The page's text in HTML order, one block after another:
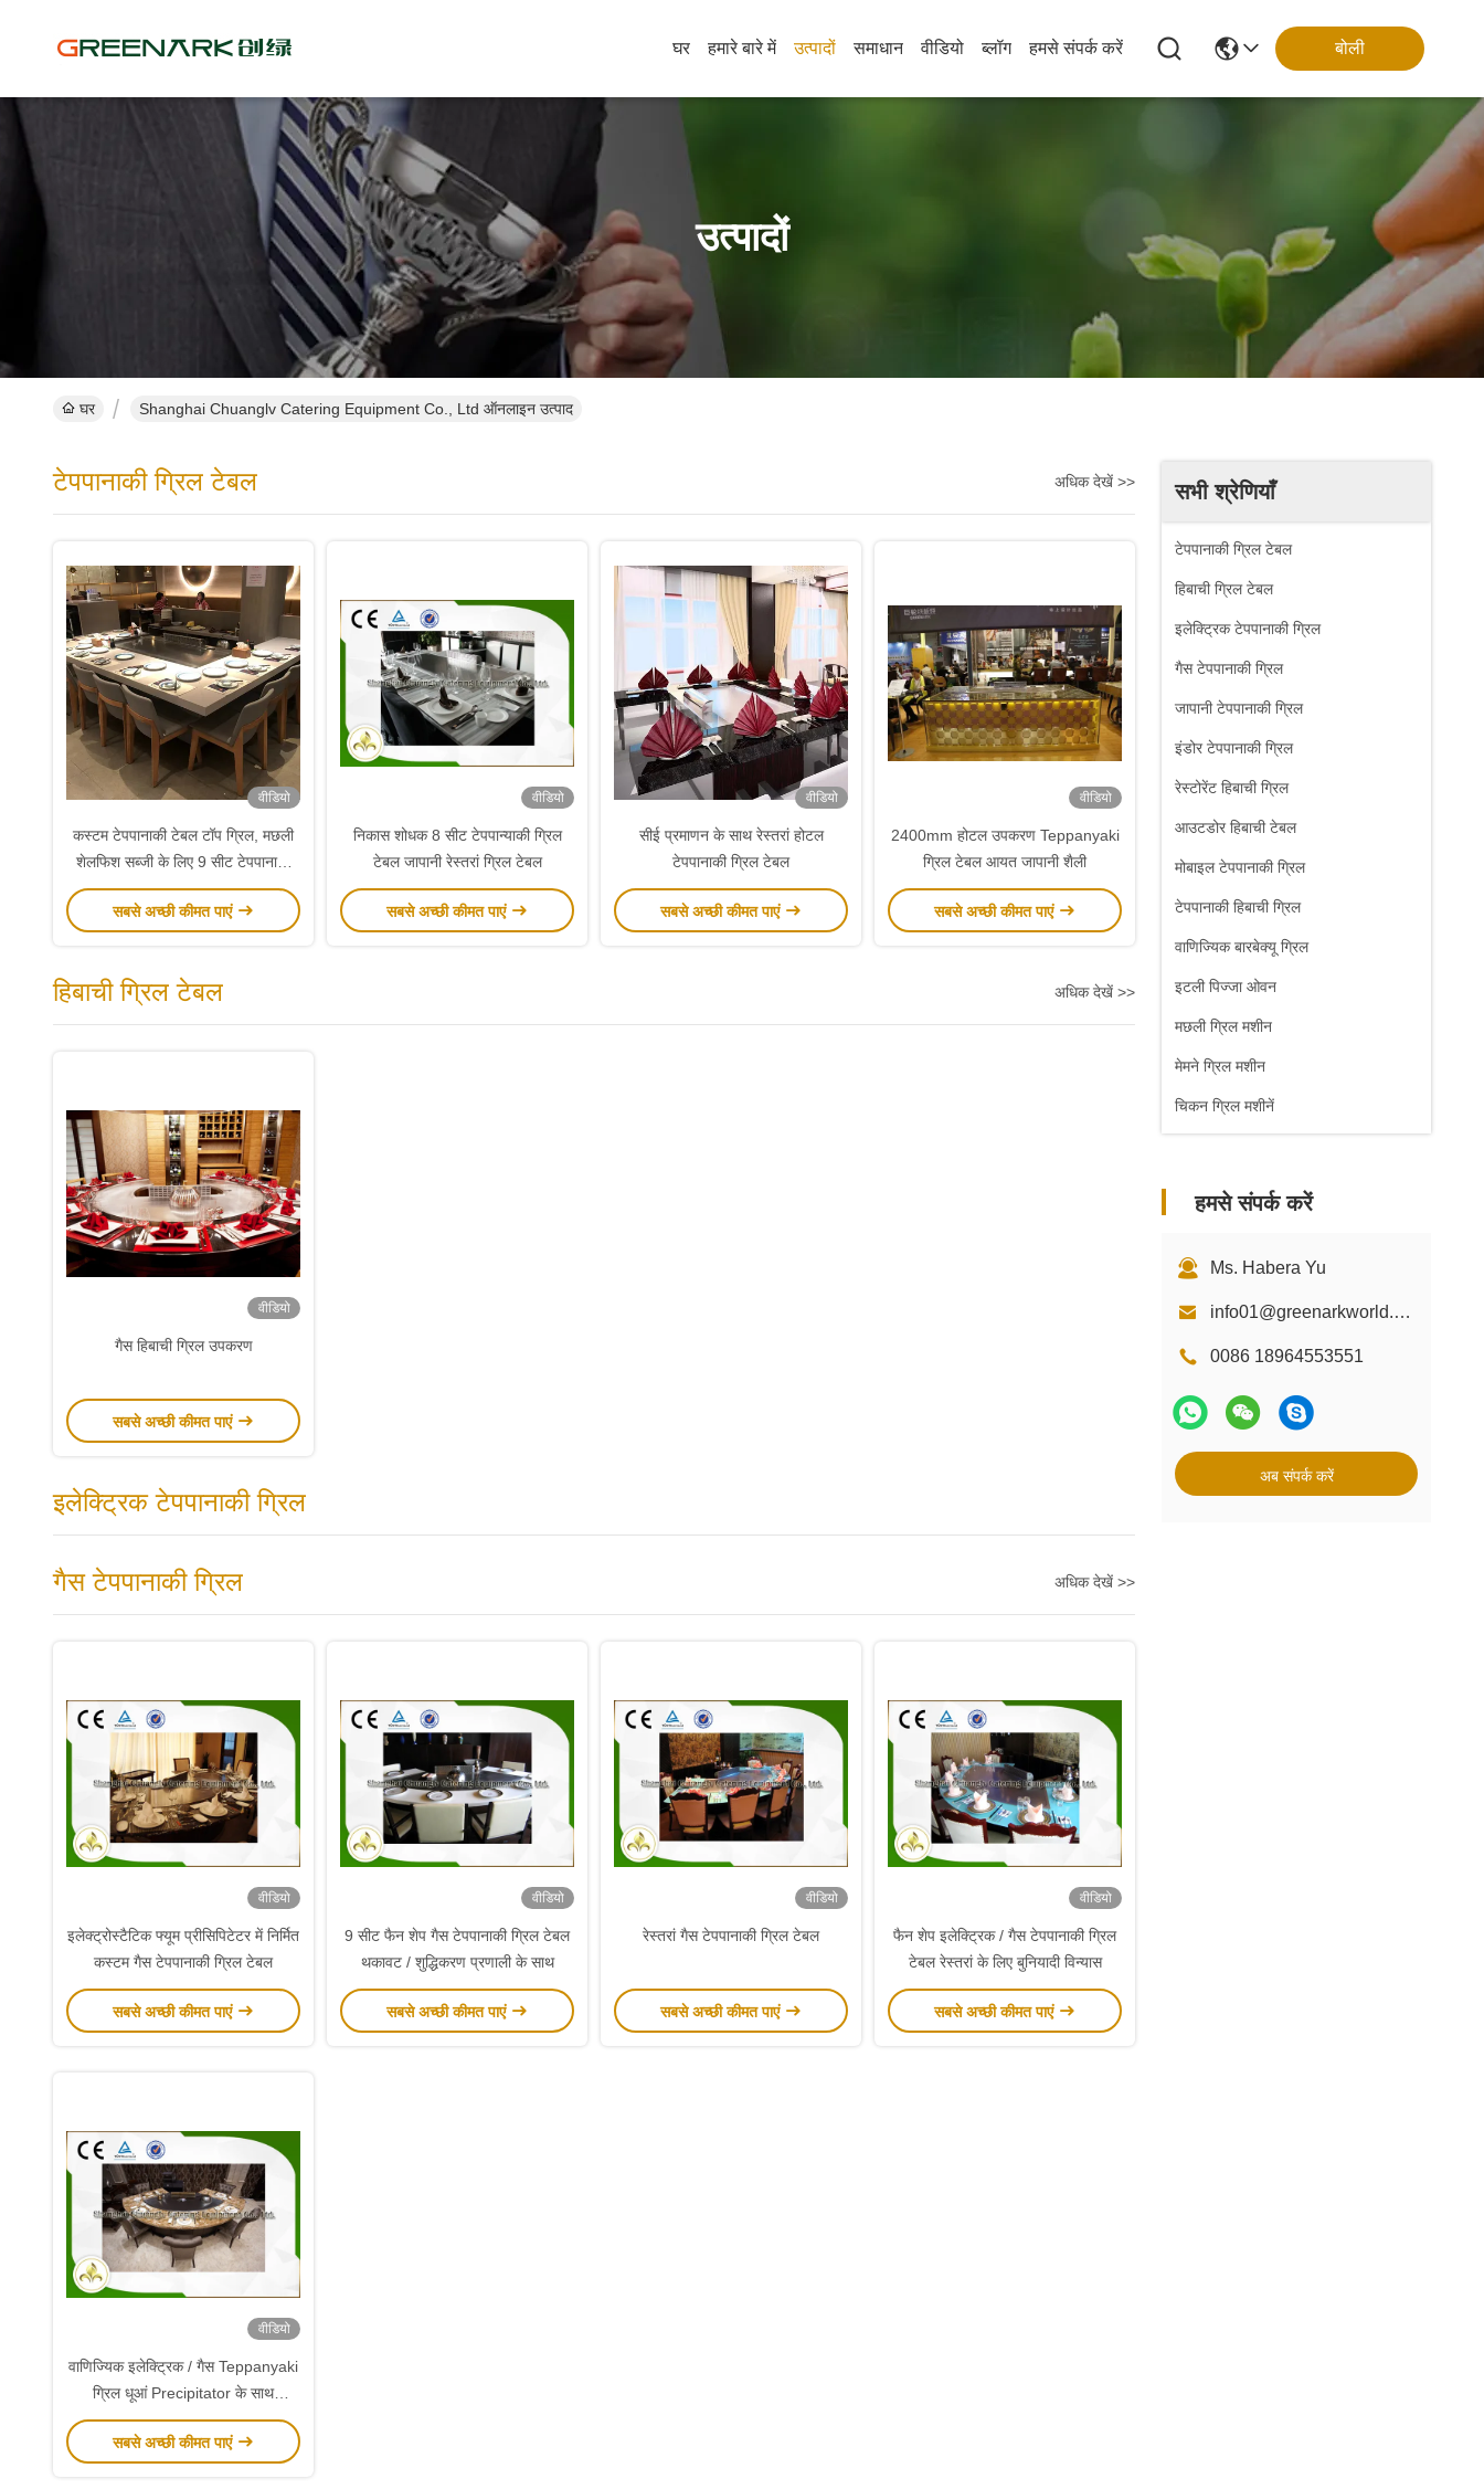
घर हमारे बारे में उत्पादों समाधान वीडियो ब्लॉग हमसे संपर्क करें बोली
उत्पादों
घर Shanghai Chuanglv Catering Equipment Co., Ltd ऑनलाइन उत्पाद
सभी श्रेणियाँ
टेपपानाकी ग्रिल टेबल
हिबाची ग्रिल टेबल
इलेक्ट्रिक टेपपानाकी ग्रिल
गैस टेपपानाकी ग्रिल
जापानी टेपपानाकी ग्रिल
इंडोर टेपपानाकी ग्रिल
रेस्टोरेंट हिबाची ग्रिल
आउटडोर हिबाची टेबल
मोबाइल टेपपानाकी ग्रिल
टेपपानाकी हिबाची ग्रिल
वाणिज्यिक बारबेक्यू ग्रिल
इटली पिज्जा ओवन
मछली ग्रिल मशीन
मेमने ग्रिल मशीन
चिकन ग्रिल मशीनें
हमसे संपर्क करें
Ms. Habera Yu
info01@greenarkworld.com
0086 18964553551
अब संपर्क करें
टेपपानाकी ग्रिल टेबल अधिक देखें >>
वीडियो
कस्टम टेपपानाकी टेबल टॉप ग्रिल, मछली
शेलफिश सब्जी के लिए 9 सीट टेपपानाकी
बीबीक्यू ग्रिल
सबसे अच्छी कीमत पाएं
वीडियो
निकास शोधक 8 सीट टेपपान्याकी ग्रिल
टेबल जापानी रेस्तरां ग्रिल टेबल
सबसे अच्छी कीमत पाएं
वीडियो
सीई प्रमाणन के साथ रेस्तरां होटल
टेपपानाकी ग्रिल टेबल
सबसे अच्छी कीमत पाएं
वीडियो
2400mm होटल उपकरण Teppanyaki
ग्रिल टेबल आयत जापानी शैली
सबसे अच्छी कीमत पाएं
हिबाची ग्रिल टेबल अधिक देखें >>
वीडियो
गैस हिबाची ग्रिल उपकरण
सबसे अच्छी कीमत पाएं
इलेक्ट्रिक टेपपानाकी ग्रिल
गैस टेपपानाकी ग्रिल अधिक देखें >>
वीडियो
इलेक्ट्रोस्टैटिक फ्यूम प्रीसिपिटेटर में निर्मित
कस्टम गैस टेपपानाकी ग्रिल टेबल
सबसे अच्छी कीमत पाएं
वीडियो
9 सीट फैन शेप गैस टेपपानाकी ग्रिल टेबल
थकावट / शुद्धिकरण प्रणाली के साथ
सबसे अच्छी कीमत पाएं
वीडियो
रेस्तरां गैस टेपपानाकी ग्रिल टेबल
सबसे अच्छी कीमत पाएं
वीडियो
फैन शेप इलेक्ट्रिक / गैस टेपपानाकी ग्रिल
टेबल रेस्तरां के लिए बुनियादी विन्यास
सबसे अच्छी कीमत पाएं
वीडियो
वाणिज्यिक इलेक्ट्रिक / गैस Teppanyaki
ग्रिल धूआं Precipitator के साथ
अनुकूलित
सबसे अच्छी कीमत पाएं